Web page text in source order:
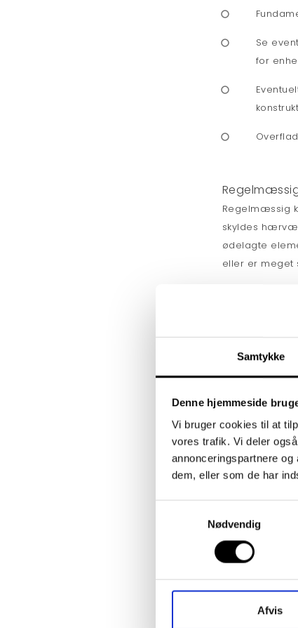
Samtykke
Denne hjemmeside
Vi bruger cookies til at
vores trafik. Vi deler
annonceringspartnere
dem, eller som de har
Nødvendig
Afvis
Se
for
Regelmæssig
skyldes
ødelagte
eller er meget
Se
Årlig
Det årlige
generelle